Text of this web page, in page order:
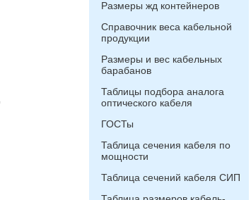
Размеры жд контейнеров
Справочник веса кабельной
продукции
Размеры и вес кабельных
барабанов
Таблицы подбора аналога
оптического кабеля
ГОСТы
Таблица сечения кабеля по
мощности
Таблица сечений кабеля СИП